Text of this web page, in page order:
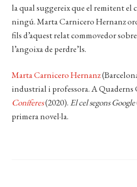
la qual suggereix que el remitent el
ningú. Marta Carnicero Hernanz
fils d’aquest relat commovedor
l’angoixa de perdre’ls.​
Marta Carnicero Hernanz
industrial i professora. A Quaderns
Coníferes(2020). El cel segons Google
primera novel·la.